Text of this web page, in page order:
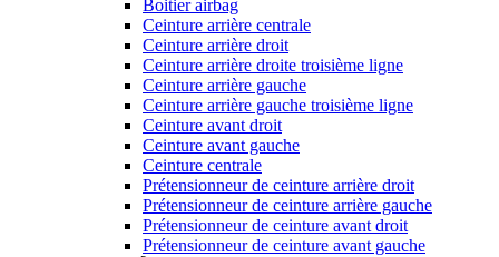
Boitier airbag
Ceinture arrière centrale
Ceinture arrière droit
Ceinture arrière droite troisième ligne
Ceinture arrière gauche
Ceinture arrière gauche troisième ligne
Ceinture avant droit
Ceinture avant gauche
Ceinture centrale
Prétensionneur de ceinture arrière droit
Prétensionneur de ceinture arrière gauche
Prétensionneur de ceinture avant droit
Prétensionneur de ceinture avant gauche